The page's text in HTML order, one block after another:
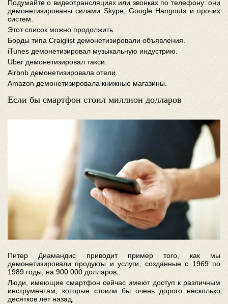
Подумайте о видеотрансляциях или звонках по телефону: они
демонетизированы силами Skype, Google Hangouts и прочих
систем.
Этот список можно продолжить.
Борды типа Craiglist демонетизировали объявления.
iTunes демонетизировал музыкальную индустрию.
Uber демонетизировал такси.
Airbnb демонетизировала отели.
Amazon демонетизировала книжные магазины.
Если бы смартфон стоил миллион долларов
Питер Диамандис приводит пример того, как мы
демонетизировали продукты и услуги, созданные с 1969 по
1989 годы, на 900 000 долларов.
Люди, имеющие смартфон сейчас имеют доступ к различным
инструментам, которые стоили бы очень дорого несколько
десятков лет назад.